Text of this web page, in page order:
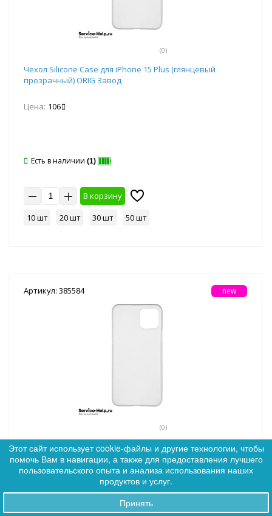
0
(0)
Чехол Silicone Case для iPhone 15 Plus (глянцевый
прозрачный) ORIG Завод
Цена: 106
Есть в наличии (1)
В корзину
10 шт
20 шт 30 шт 50 шт
Артикул: 385584
(0)
new
Чехол Silicone Case для iPhone 15 PRO MAX (глянцевый
прозрачный) ORIG Завод
VIP: 224
Этот сайт использует cookie-файлы и другие технологии, чтобы
помочь Вам в навигации, а также для предоставления лучшего
пользовательского опыта и анализа использования наших
продуктов и услуг.
Принять